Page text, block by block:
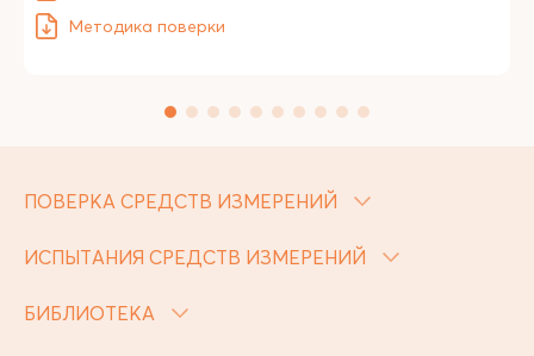
Методика поверки
ПОВЕРКА СРЕДСТВ ИЗМЕРЕНИЙ
ИСПЫТАНИЯ СРЕДСТВ ИЗМЕРЕНИЙ
БИБЛИОТЕКА